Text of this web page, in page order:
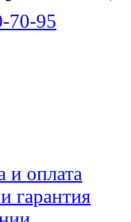
70-95
и оплата
гарантия